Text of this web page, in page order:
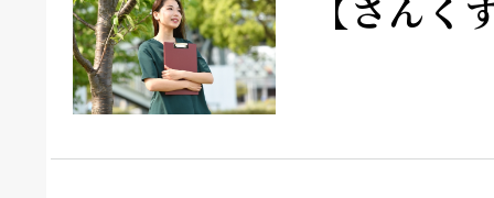
【さんく